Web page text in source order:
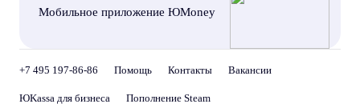
Мобильное приложение ЮMoney
+7 495 197-86-86 Помощь Контакты Вакансии
ЮKassa для бизнеса Пополнение Steam